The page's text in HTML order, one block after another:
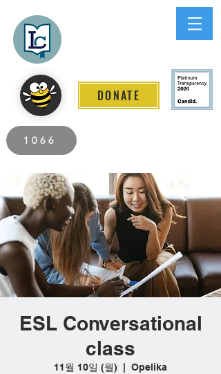
DONATE
1066
ESL Conversational
class
11월 10일 (월) Opelika